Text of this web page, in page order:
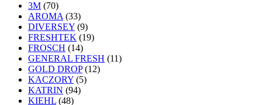
3M (70)
AROMA (33)
DIVERSEY (9)
FRESHTEK (19)
FROSCH (14)
GENERAL FRESH (11)
GOLD DROP (12)
KACZORY (5)
KATRIN (94)
KIEHL (48)